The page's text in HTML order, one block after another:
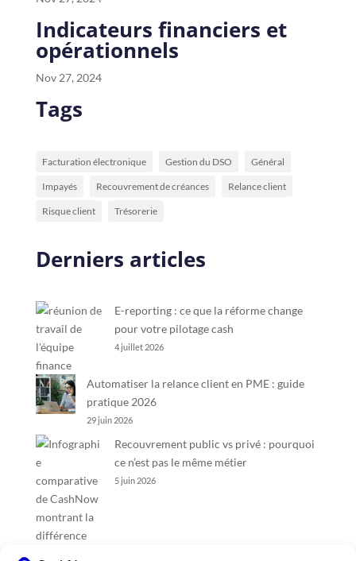
Indicateurs financiers et
opérationnels
Nov 27, 2024
Tags
Facturation électronique Gestion du DSO Général
Impayés Recouvrement de créances Relance client
Risque client Trésorerie
Derniers articles
E-reporting : ce que la réforme change
pour votre pilotage cash
4 juillet 2026
Automatiser la relance client en PME : guide
pratique 2026
29 juin 2026
Recouvrement public vs privé : pourquoi
ce n’est pas le même métier
5 juin 2026